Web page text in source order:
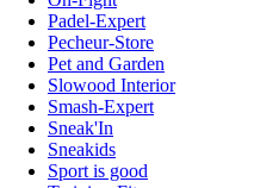
Padel-Expert
Pecheur-Store
Pet and Garden
Slowood Interior
Smash-Expert
Sneak'In
Sneakids
Sport is good